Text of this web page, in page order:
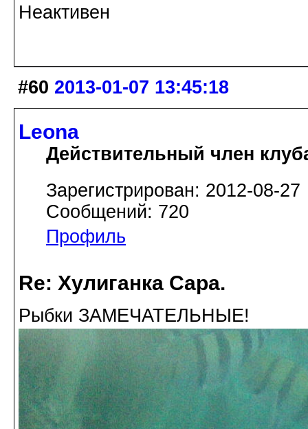
Неактивен
#60 2013-01-07 13:45:18
Leona
Действительный член
Зарегистрирован: 2012-08-27
Сообщений: 720
Профиль
Re: Хулиганка Сара.
Рыбки ЗАМЕЧАТЕЛЬНЫЕ!